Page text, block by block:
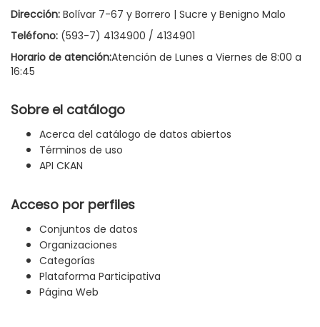
Dirección: Bolívar 7-67 y Borrero | Sucre y Benigno Malo
Teléfono: (593-7) 4134900 / 4134901
Horario de atención:Atención de Lunes a Viernes de 8:00 a
16:45
Sobre el catálogo
Acerca del catálogo de datos abiertos
Términos de uso
API CKAN
Acceso por perfiles
Conjuntos de datos
Organizaciones
Categorías
Plataforma Participativa
Página Web